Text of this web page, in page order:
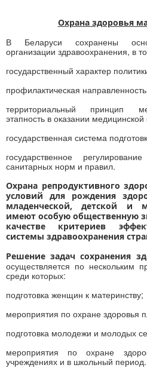
Охрана здоровья
В Беларуси сохранены
организации здравоохранения, в
государственный характер
профилактическая
территориальный принцип
этапность в оказании
государственная система
государственное
санитарных норм и правил.
Охрана репродуктивного
условий для рождения
младенческой, детской и
имеют особую общественную
качестве критериев
системы здравоохранения
Решение задач сохранения
осуществляется по нескольким
среди которых:
подготовка женщин к материнству;
мероприятия по охране здоровья
подготовка молодежи и молодых
мероприятия по охране
учреждениях и в школьный период.